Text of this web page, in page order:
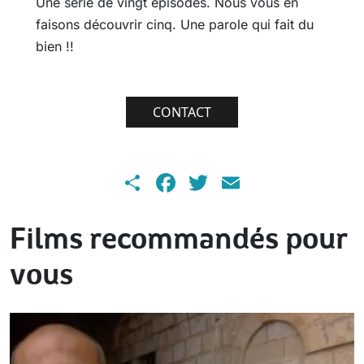
faisons découvrir cinq. Une parole qui fait du
bien !!
CONTACT
ShareFacebook
Twitter
Films recommandés pour
vous